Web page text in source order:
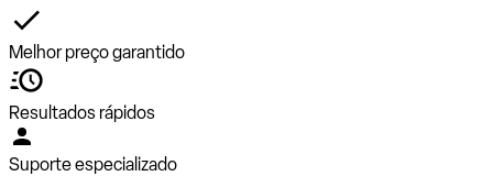
Melhor preço garantido
Resultados rápidos
Suporte especializado